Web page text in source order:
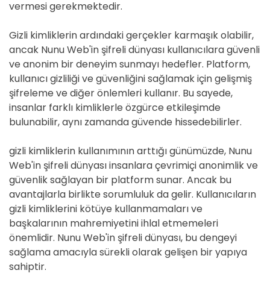
vermesi gerekmektedir.
Gizli kimliklerin ardındaki gerçekler karmaşık olabilir,
ancak Nunu Web'in şifreli dünyası kullanıcılara güvenli
ve anonim bir deneyim sunmayı hedefler. Platform,
kullanıcı gizliliği ve güvenliğini sağlamak için gelişmiş
şifreleme ve diğer önlemleri kullanır. Bu sayede,
insanlar farklı kimliklerle özgürce etkileşimde
bulunabilir, aynı zamanda güvende hissedebilirler.
gizli kimliklerin kullanımının arttığı günümüzde, Nunu
Web'in şifreli dünyası insanlara çevrimiçi anonimlik ve
güvenlik sağlayan bir platform sunar. Ancak bu
avantajlarla birlikte sorumluluk da gelir. Kullanıcıların
gizli kimliklerini kötüye kullanmamaları ve
başkalarının mahremiyetini ihlal etmemeleri
önemlidir. Nunu Web'in şifreli dünyası, bu dengeyi
sağlama amacıyla sürekli olarak gelişen bir yapıya
sahiptir.